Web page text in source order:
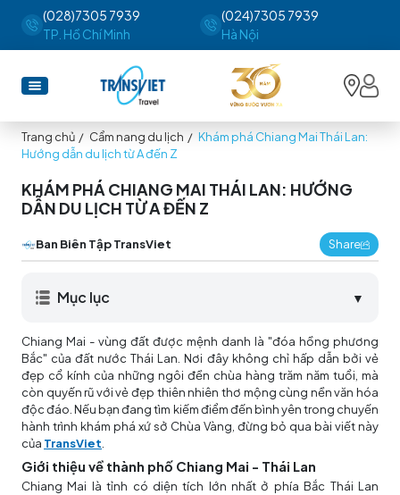
(028)7305 7939
TP. Hồ Chí Minh
(024)7305 7939
Hà Nội
Trang chủ / Cẩm nang du lịch / Khám phá Chiang Mai Thái Lan:
Hướng dẫn du lịch từ A đến Z
KHÁM PHÁ CHIANG MAI THÁI LAN: HƯỚNG
DẪN DU LỊCH TỪ A ĐẾN Z
Ban Biên Tập TransViet Share
Mục lục ▼
Chiang Mai - vùng đất được mệnh danh là "đóa hồng phương
Bắc" của đất nước Thái Lan. Nơi đây không chỉ hấp dẫn bởi vẻ
đẹp cổ kính của những ngôi đền chùa hàng trăm năm tuổi, mà
còn quyến rũ với vẻ đẹp thiên nhiên thơ mộng cùng nền văn hóa
độc đáo. Nếu bạn đang tìm kiếm điểm đến bình yên trong chuyến
hành trình khám phá xứ sở Chùa Vàng, đừng bỏ qua bài viết này
của TransViet
Giới thiệu về thành phố Chiang Mai - Thái Lan
Chiang Mai là tỉnh có diện tích lớn nhất ở phía Bắc Thái Lan